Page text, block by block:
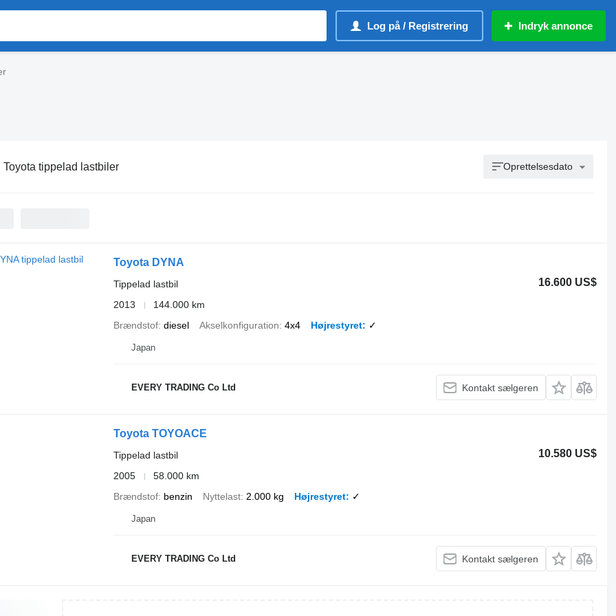
Log på / Registrering Indryk annonce
Toyota tippelad lastbiler Oprettelsesdato
Toyota DYNA
16.600 US$
Tippelad lastbil
2013
144.000 km
Brændstof diesel Akselkonfiguration 4x4 Højrestyret ✓
Japan
EVERY TRADING Co Ltd Kontakt sælgeren
Toyota TOYOACE
10.580 US$
Tippelad lastbil
2005
58.000 km
Brændstof benzin Nyttelast 2.000 kg Højrestyret ✓
Japan
EVERY TRADING Co Ltd Kontakt sælgeren